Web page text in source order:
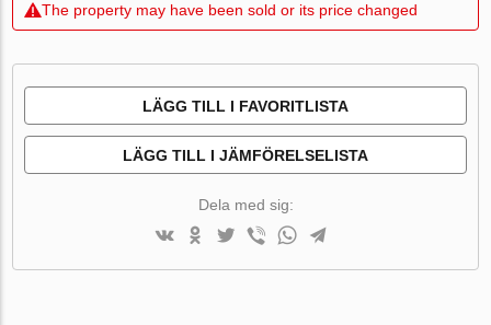
The property may have been sold or its price changed
LÄGG TILL I FAVORITLISTA
LÄGG TILL I JÄMFÖRELSELISTA
Dela med sig: